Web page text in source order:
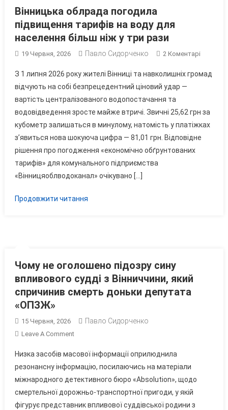
Вінницька облрада погодила
підвищення тарифів на воду для
населення більш ніж у три рази
19 Червня, 2026 Павло Сидорченко 2 КоментаріДо
Облрада
Тарифів
На
Воду
З 1 липня 2026 року жителі Вінниці та навколишніх громад
відчують на собі безпрецедентний ціновий удар —
вартість централізованого водопостачання та
водовідведення зросте майже втричі. Звичні 25,62 грн за
кубометр залишаться в минулому, натомість у платіжках
з’явиться нова шокуюча цифра — 81,01 грн. Відповідне
рішення про погодження «економічно обґрунтованих
тарифів» для комунального підприємства
«Вінницяоблводоканал» очікувано […]
Продовжити читання
Чому не оголошено підозру сину
впливового судді з Вінниччини, який
спричинив смерть доньки депутата
«ОПЗЖ»
15 Червня, 2026 Павло Сидорченко
Leave A CommentOn
Не
Оголошено
Підозру
Сину
Впливового
Низка засобів масової інформації оприлюднила
резонансну інформацію, посилаючись на матеріали
міжнародного детективного бюро «Absolution», щодо
смертельної дорожньо-транспортної пригоди, у якій
фігурує представник впливової суддівської родини з